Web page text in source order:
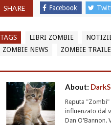
SHARE Facebook
TAGS LIBRI ZOMBIE
ZOMBIE NEWS
ZOMBIE
About:
Reputa
influenzato dal
Dan O'Bannon.